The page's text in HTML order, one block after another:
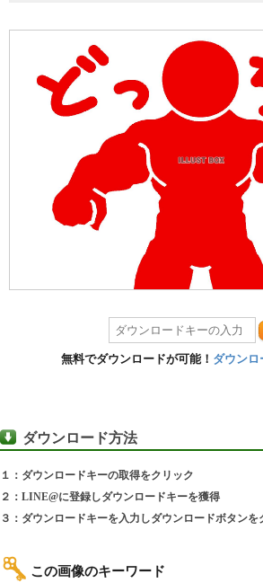
無料でダウンロードが可能！ ダウンロ
ダウンロード方法
１：ダウンロードキーの取得をクリック
２：LINE@に登録しダウンロードキーを獲得
３：ダウンロードキーを入力しダウンロードボタンを
この画像のキーワード